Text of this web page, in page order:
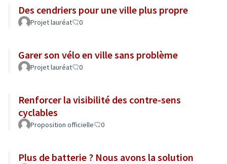
Des cendriers pour une ville plus propre
Projet lauréat 0
Garer son vélo en ville sans problème
Projet lauréat 0
Renforcer la visibilité des contre-sens
cyclables
Proposition officielle 0
Plus de batterie ? Nous avons la solution